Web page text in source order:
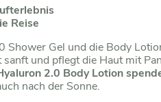
Reise
Gel und die Body
und pflegt die Haut mit
2.0 Body Lotion
nach der Sonne.